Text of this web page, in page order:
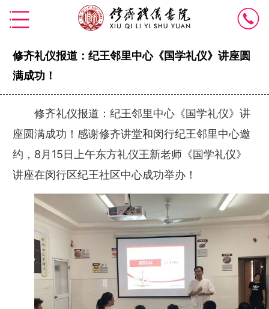
修齐礼仪报道：纪王邻里中心《国学礼仪》讲座圆
满成功！
修齐礼仪报道：纪王邻里中心《国学礼仪》讲
座圆满成功！感谢修齐讲堂和闵行纪王邻里中心邀
约，8月15日上午东方礼仪王新老师《国学礼仪》
讲座在闵行区纪王社区中心成功举办！